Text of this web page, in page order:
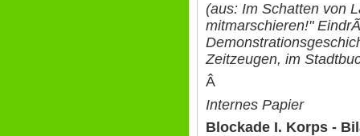
(aus: Im Schatten von
mitmarschieren!"
Zeitzeugen, im
Â
Internes Papier
Blockade I. Korps -